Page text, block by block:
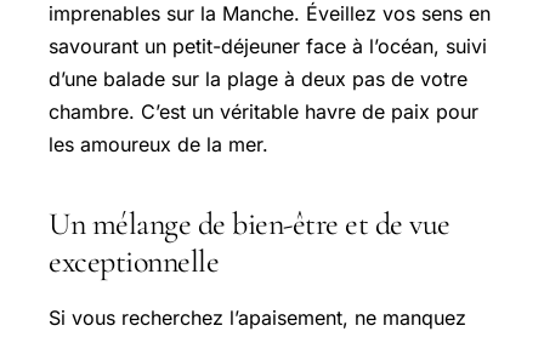
imprenables sur la Manche. Éveillez vos sens en
savourant un petit-déjeuner face à l’océan, suivi
d’une balade sur la plage à deux pas de votre
chambre. C’est un véritable havre de paix pour
les amoureux de la mer.
Un mélange de bien-être et de vue
exceptionnelle
Si vous recherchez l’apaisement, ne manquez